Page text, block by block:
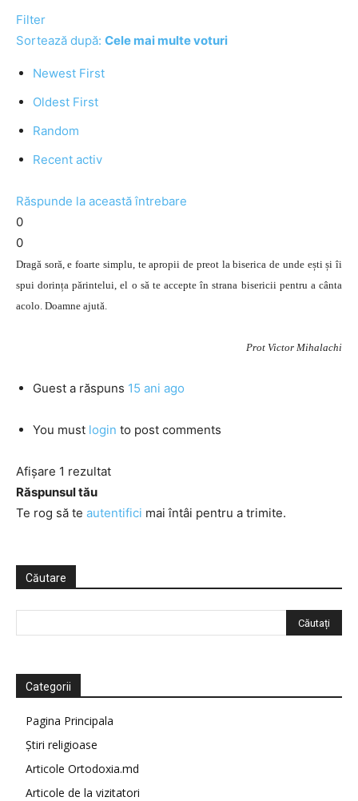
Filter
Sortează după: Cele mai multe voturi
Newest First
Oldest First
Random
Recent activ
Răspunde la această întrebare
0
0
Dragă soră, e foarte simplu, te apropii de preot la biserica de unde ești și îi
spui dorința părintelui, el o să te accepte în strana bisericii pentru a cânta
acolo. Doamne ajută.
Prot Victor Mihalachi
Guest a răspuns 15 ani ago
You must login to post comments
Afișare 1 rezultat
Răspunsul tău
Te rog să te autentifici mai întâi pentru a trimite.
Căutare
Categorii
Pagina Principala
Știri religioase
Articole Ortodoxia.md
Articole de la vizitatori